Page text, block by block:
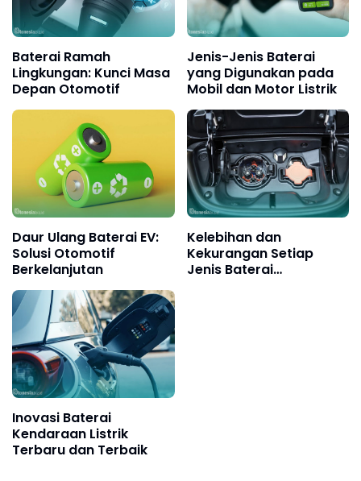
Baterai Ramah
Lingkungan: Kunci Masa
Depan Otomotif
Jenis-Jenis Baterai
yang Digunakan pada
Mobil dan Motor Listrik
Daur Ulang Baterai EV:
Solusi Otomotif
Berkelanjutan
Kelebihan dan
Kekurangan Setiap
Jenis Baterai
Inovasi Baterai
Kendaraan Listrik
Terbaru dan Terbaik